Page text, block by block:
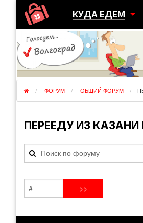
КУДА ЕДЕМ
ГОРОДА
РЕГИОНЫ
ФОРУМ ОБЩИЙ ФОРУМ
ПЕРЕЕДУ ИЗ КАЗАНИ